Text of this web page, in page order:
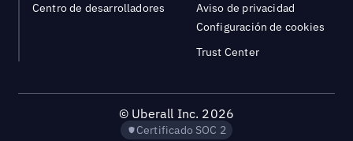
Centro de desarrolladores
Aviso de privacidad
Configuración de cookies
Trust Center
© Uberall Inc. 2026
Certificado SOC 2